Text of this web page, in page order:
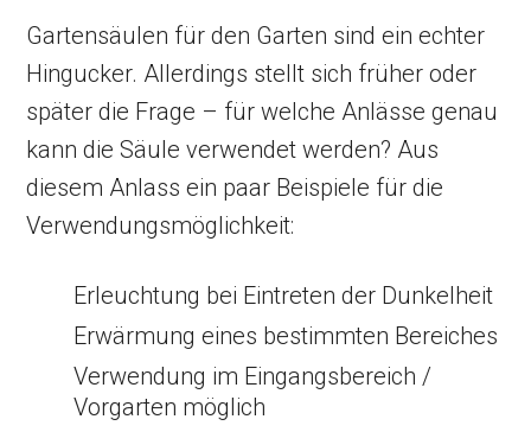
Gartensäulen für den Garten sind ein echter
Hingucker. Allerdings stellt sich früher oder
später die Frage – für welche Anlässe genau
kann die Säule verwendet werden? Aus
diesem Anlass ein paar Beispiele für die
Verwendungsmöglichkeit:
Erleuchtung bei Eintreten der Dunkelheit
Erwärmung eines bestimmten Bereiches
Verwendung im Eingangsbereich /
Vorgarten möglich